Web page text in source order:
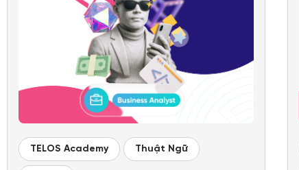
TELOS Academy Thuật Ngữ